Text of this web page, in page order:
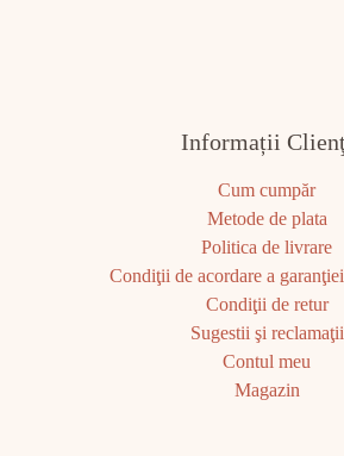
Informații
Cum cumpăr
Metode de plata
Politica de livrare
Condiţii de acordare a
Condiţii de retur
Sugestii şi reclamaţii
Contul meu
Magazin